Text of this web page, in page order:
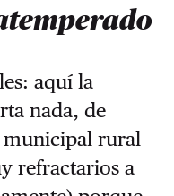
aquí la
nada, de
rural
refractarios a